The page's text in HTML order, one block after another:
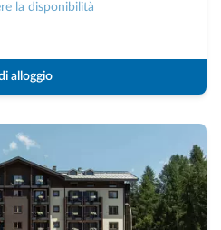
la disponibilità
alloggio